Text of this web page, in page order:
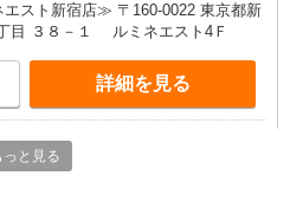
スト新宿店≫ 〒160-0022 東京都新
目 ３８－１ ルミネエスト4Ｆ
詳細を見る
ド店
っと見る